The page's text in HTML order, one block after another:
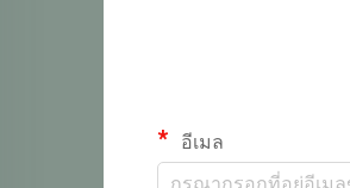
อีเมล